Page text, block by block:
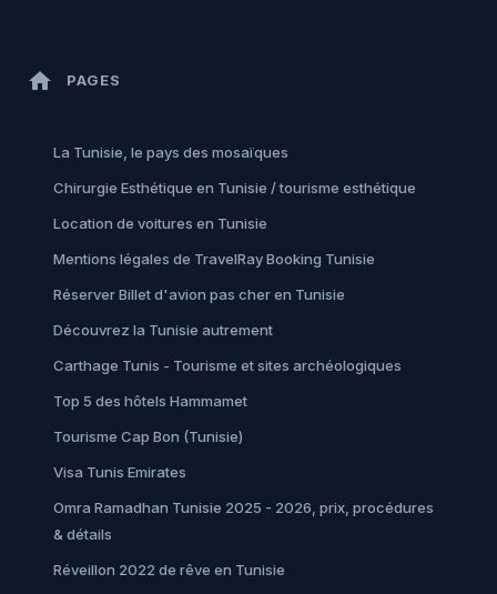
home PAGES
La Tunisie, le pays des mosaïques
Chirurgie Esthétique en Tunisie / tourisme esthétique
Location de voitures en Tunisie
Mentions légales de TravelRay Booking Tunisie
Réserver Billet d'avion pas cher en Tunisie
Découvrez la Tunisie autrement
Carthage Tunis - Tourisme et sites archéologiques
Top 5 des hôtels Hammamet
Tourisme Cap Bon (Tunisie)
Visa Tunis Emirates
Omra Ramadhan Tunisie 2025 - 2026, prix, procédures
& détails
Réveillon 2022 de rêve en Tunisie